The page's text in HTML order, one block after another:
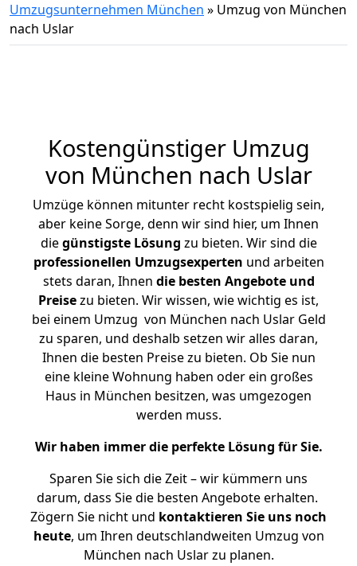
Umzugsunternehmen München » Umzug von München
nach Uslar
Kostengünstiger Umzug
von München nach Uslar
Umzüge können mitunter recht kostspielig sein,
aber keine Sorge, denn wir sind hier, um Ihnen
diegünstigste Lösung zu bieten. Wir sind die
professionellen Umzugsexperten und arbeiten
stets daran, Ihnen die besten Angebote und
Preisezu bieten. Wir wissen, wie wichtig es ist,
bei einem Umzug von München nach Uslar Geld
zu sparen, und deshalb setzen wir alles daran,
Ihnen die besten Preise zu bieten. Ob Sie nun
eine kleine Wohnung haben oder ein großes
Haus in München besitzen, was umgezogen
werden muss.
Wir haben immer die perfekte Lösung für Sie.
Sparen Sie sich die Zeit – wir kümmern uns
darum, dass Sie die besten Angebote erhalten.
Zögern Sie nicht und kontaktieren Sie uns noch
heute, um Ihren deutschlandweiten Umzug von
München nach Uslar zu planen.